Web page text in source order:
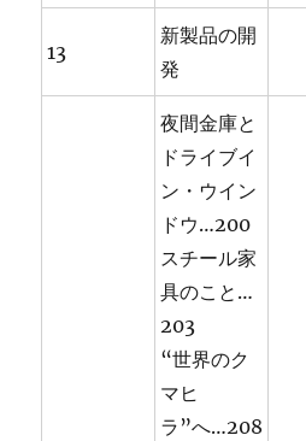
13
新製品の開
発
夜間金庫と
ドライブイ
ン・ウイン
ドウ…200
スチール家
具のこと…
203
“世界のク
マヒ
ラ”へ…208